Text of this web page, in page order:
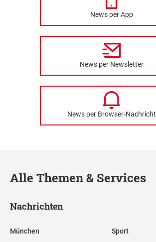
News per App
News per Newsletter
News per Browser-Nachricht
Alle Themen & Services
Nachrichten
München Sport